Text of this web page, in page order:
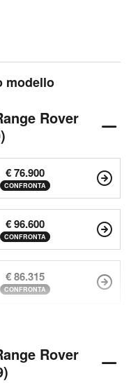
modello
Rover
€ 76.900
CONFRONTA
€ 96.600
CONFRONTA
€ 86.315
CONFRONTA
Rover